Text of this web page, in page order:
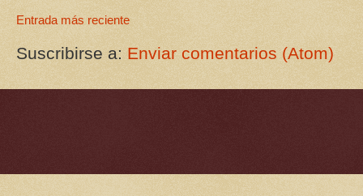
Entrada más reciente
Suscribirse a: Enviar comentarios (Atom)